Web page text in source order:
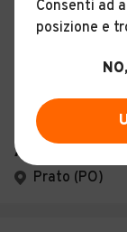
Usato
Descrizione
Autopool
Prato (PO)
Consenti ad
posizione e